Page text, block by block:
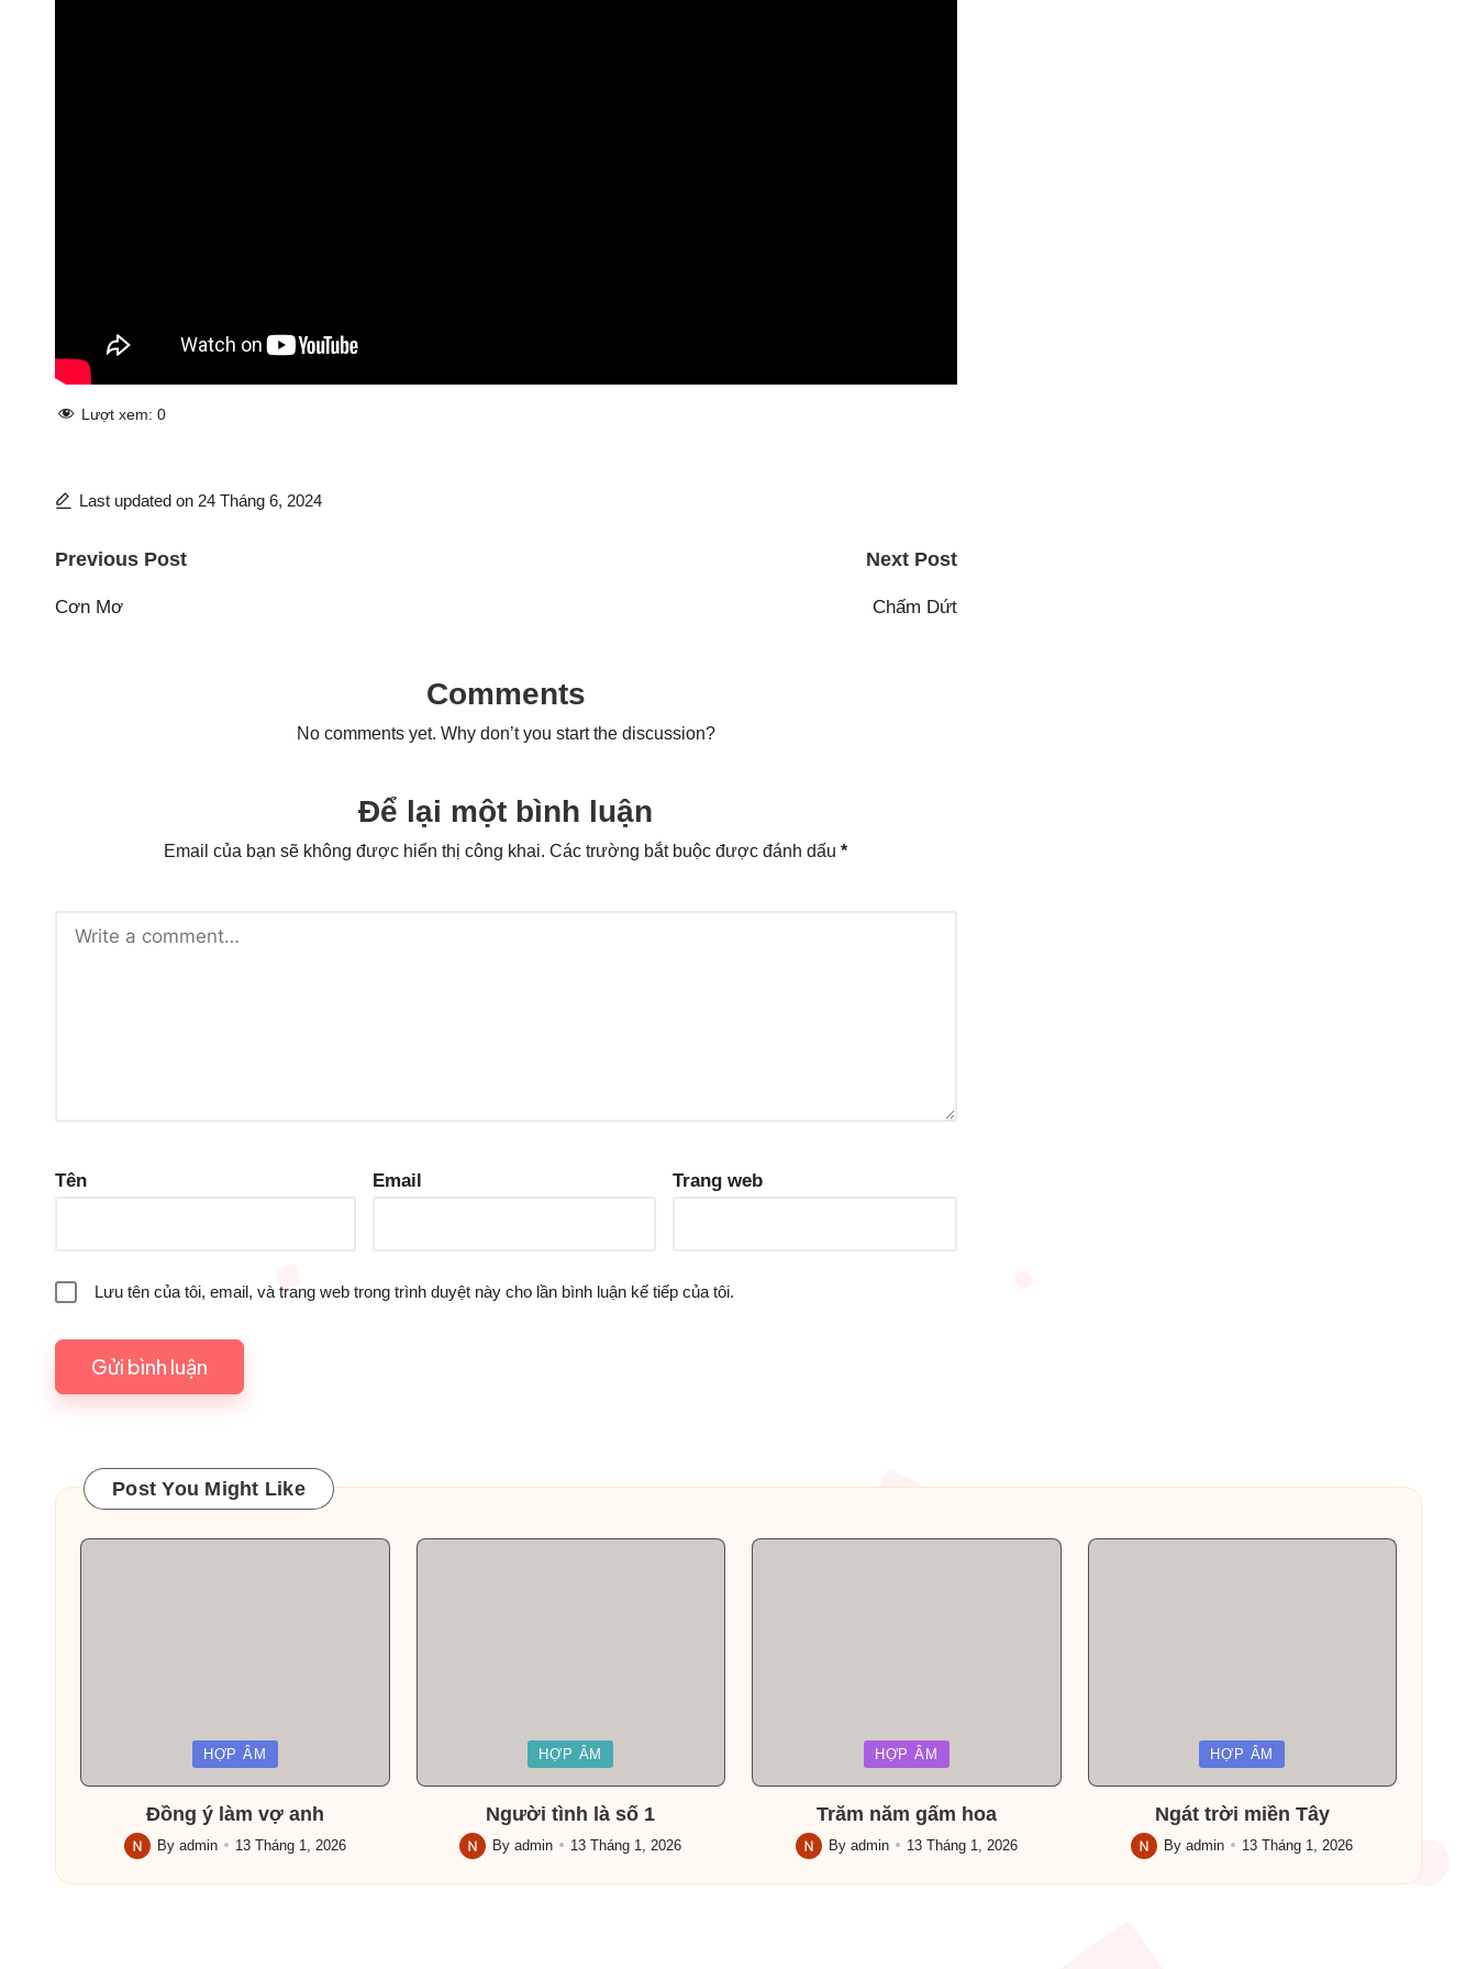
Lượt xem: 0
Last updated on 24 Tháng 6, 2024
Post
navigation
Previous Post
Cơn Mơ
Next Post
Chấm Dứt
Comments
No comments yet. Why don’t you start the discussion?
Để lại một bình luận
Email của bạn sẽ không được hiển thị công khai. Các trường bắt buộc được đánh dấu*
Tên Email Trang web
Lưu tên của tôi, email, và trang web trong trình duyệt này cho lần bình luận kế tiếp của tôi.
Post You Might Like
HỢP ÂM
Đồng ý làm vợ anh
Posted
by
By admin 13 Tháng 1, 2026
HỢP ÂM
Người tình là số 1
Posted
by
Byadmin 13 Tháng 1, 2026
HỢP ÂM
Trăm năm gấm hoa
Posted
by
By admin 13 Tháng 1, 2026
HỢP ÂM
Ngát trời miền Tây
Posted
by
Byadmin 13 Tháng 1, 2026